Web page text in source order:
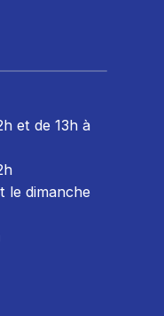
et de 13h à
le dimanche